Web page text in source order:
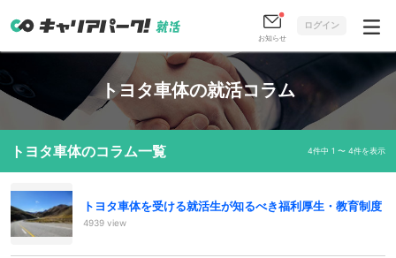
お知らせ
ログイン
トヨタ車体の就活コラム
トヨタ車体のコラム一覧 4件中 1 〜 4件を表示
トヨタ車体を受ける就活生が知るべき福利厚生・教育制度
4939 view